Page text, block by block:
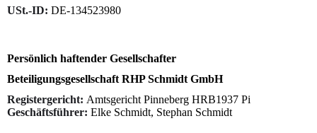
USt.-ID: DE-134523980
Persönlich haftender Gesellschafter
Beteiligungsgesellschaft RHP Schmidt GmbH
Registergericht: Amtsgericht Pinneberg HRB1937 Pi
Geschäftsführer: Elke Schmidt, Stephan Schmidt